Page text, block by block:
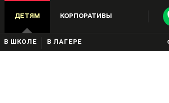
ДЕТЯМ КОРПОРАТИВЫ
В ШКОЛЕ В ЛАГЕРЕ